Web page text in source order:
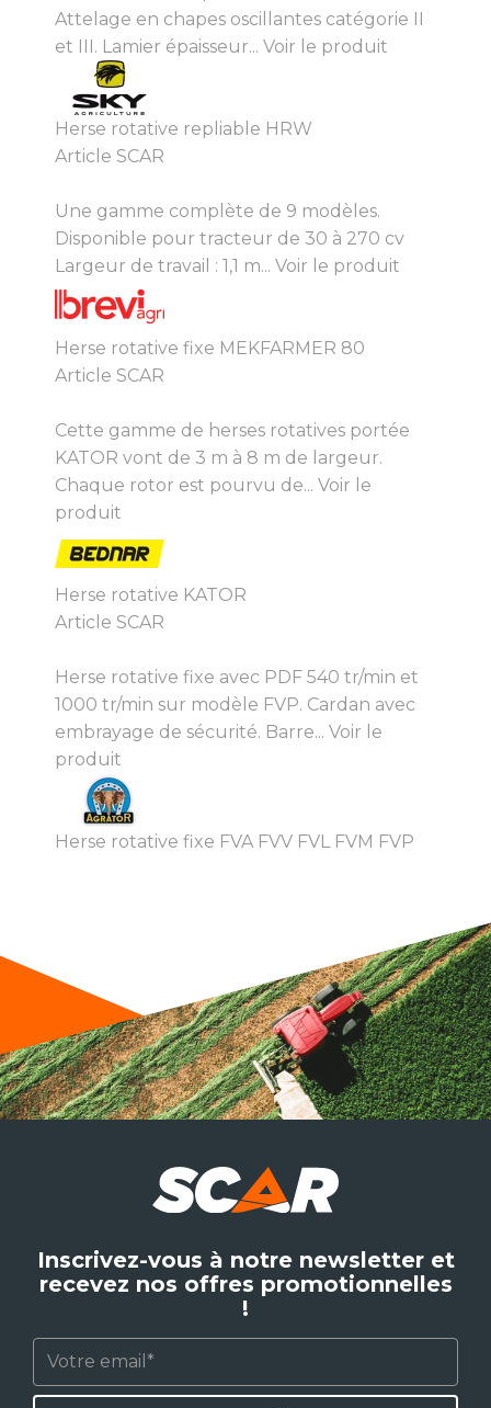
Attelage en chapes oscillantes catégorie II
et III. Lamier épaisseur... Voir le produit
Herse rotative repliable HRW
Article SCAR
Une gamme complète de 9 modèles.
Disponible pour tracteur de 30 à 270 cv
Largeur de travail : 1,1 m... Voir le produit
Herse rotative fixe MEKFARMER 80
Article SCAR
Cette gamme de herses rotatives portée
KATOR vont de 3 m à 8 m de largeur.
Chaque rotor est pourvu de... Voir le
produit
Herse rotative KATOR
Article SCAR
Herse rotative fixe avec PDF 540 tr/min et
1000 tr/min sur modèle FVP. Cardan avec
embrayage de sécurité. Barre... Voir le
produit
Herse rotative fixe FVA FVV FVL FVM FVP
Inscrivez-vous à notre newsletter et
recevez nos offres promotionnelles
!